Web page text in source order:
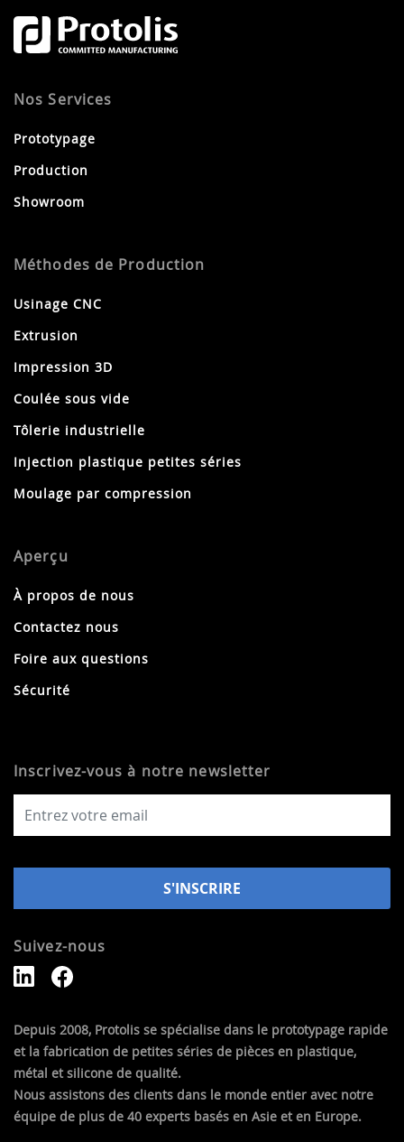
Nos Services
Prototypage
Production
Showroom
Méthodes de Production
Usinage CNC
Extrusion
Impression 3D
Coulée sous vide
Tôlerie industrielle
Injection plastique petites séries
Moulage par compression
Aperçu
À propos de nous
Contactez nous
Foire aux questions
Sécurité
Inscrivez-vous à notre newsletter
Suivez-nous
Depuis 2008, Protolis se spécialise dans le prototypage rapide
et la fabrication de petites séries de pièces en plastique,
métal et silicone de qualité.
Nous assistons des clients dans le monde entier avec notre
équipe de plus de 40 experts basés en Asie et en Europe.